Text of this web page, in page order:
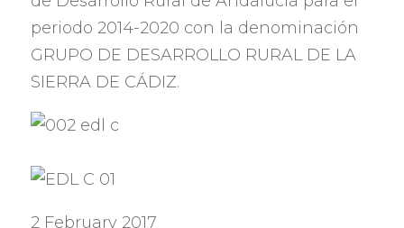
periodo 2014-2020 con la denominación
GRUPO DE DESARROLLO RURAL DE LA
SIERRA DE CÁDIZ.
2 February 2017